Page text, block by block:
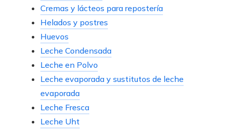
Cremas y lácteos para repostería
Helados y postres
Huevos
Leche Condensada
Leche en Polvo
Leche evaporada y sustitutos de leche
evaporada
Leche Fresca
Leche Uht